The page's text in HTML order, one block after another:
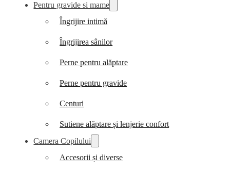
Pentru gravide si mame
Îngrijire intimă
Îngrijirea sânilor
Perne pentru alăptare
Perne pentru gravide
Centuri
Sutiene alăptare și lenjerie confort
Camera Copilului
Accesorii și diverse